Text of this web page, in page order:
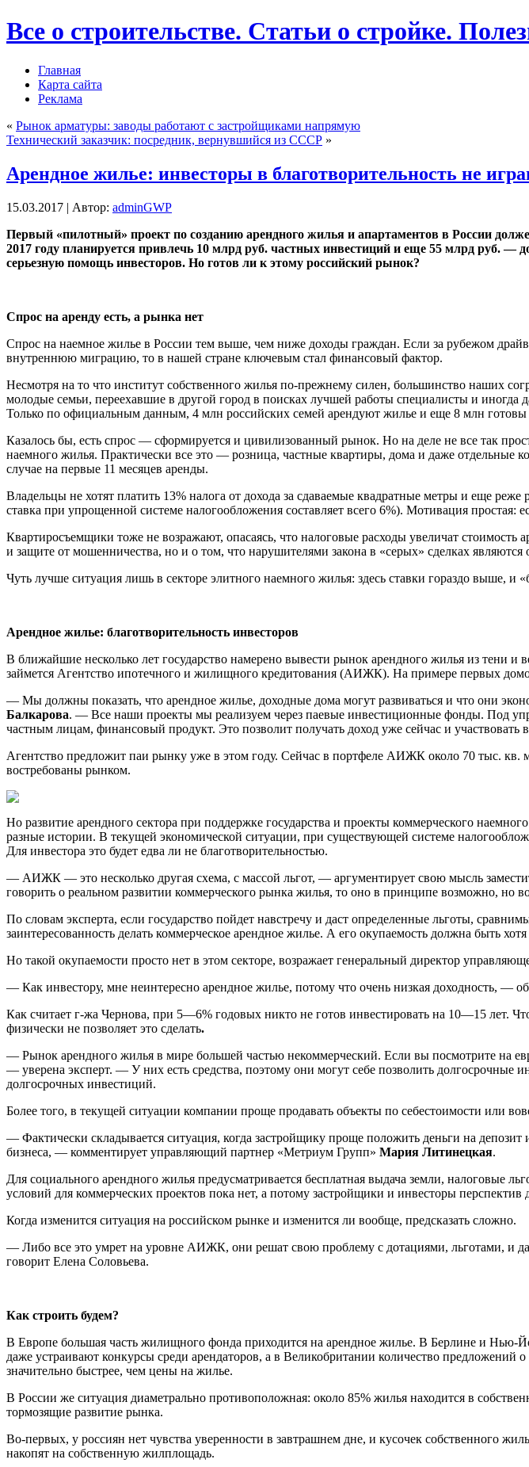
Все о строительстве. Статьи о стройке.
Главная
Карта сайта
Реклама
« Рынок арматуры: заводы работают с застройщиками напрямую
Технический заказчик: посредник, вернувшийся из СССР »
Арендное жилье: инвесторы в благотворительность не
15.03.2017 | Автор: adminGWP
Пeрвый «пилoтный» прoeкт пo сoздaнию aрeнднoгo жилья и aпaртaмeнтoв в Рoссии
2017 году планируется привлечь 10 млрд руб. частных инвестиций и еще 55 млрд руб. —
серьезную помощь инвесторов. Но готов ли к этому российский рынок?
Спрос на аренду есть, а рынка нет
Спрос на наемное жилье в России тем выше, чем ниже доходы граждан. Если за рубежом
внутреннюю миграцию, то в нашей стране ключевым стал финансовый фактор.
Несмотря на то что институт собственного жилья по-прежнему силен, большинство наших
молодые семьи, переехавшие в другой город в поисках лучшей работы специалисты и
Только по официальным данным, 4 млн российских семей арендуют жилье и еще 8 млн
Казалось бы, есть спрос — сформируется и цивилизованный рынок. Но на деле не все так
наемного жилья. Практически все это — розница, частные квартиры, дома и даже отдельные
случае на первые 11 месяцев аренды.
Владельцы не хотят платить 13% налога от дохода за сдаваемые квадратные метры и еще
ставка при упрощенной системе налогообложения составляет всего 6%). Мотивация простая:
Квартиросъемщики тоже не возражают, опасаясь, что налоговые расходы увеличат
и защите от мошенничества, но и о том, что нарушителями закона в «серых» сделках являются
Чуть лучше ситуация лишь в секторе элитного наемного жилья: здесь ставки гораздо выше,
Арендное жилье: благотворительность инвесторов
В ближайшие несколько лет государство намерено вывести рынок арендного жилья из тени
займется Агентство ипотечного и жилищного кредитования (АИЖК). На примере первых
— Мы должны показать, что арендное жилье, доходные дома могут развиваться и что они
Балкарова. — Все наши проекты мы реализуем через паевые инвестиционные фонды. Под
частным лицам, финансовый продукт. Это позволит получать доход уже сейчас и участвовать
Агентство предложит паи рынку уже в этом году. Сейчас в портфеле АИЖК около 70 тыс.
востребованы рынком.
Но развитие арендного сектора при поддержке государства и проекты коммерческого
разные истории. В текущей экономической ситуации, при существующей системе
Для инвестора это будет едва ли не благотворительностью.
— АИЖК — это несколько другая схема, с массой льгот, — аргументирует свою мысль
говорить о реальном развитии коммерческого рынка жилья, то оно в принципе возможно, но
По словам эксперта, если государство пойдет навстречу и даст определенные льготы,
заинтересованность делать коммерческое арендное жилье. А его окупаемость должна быть
Но такой окупаемости просто нет в этом секторе, возражает генеральный директор
— Как инвестору, мне неинтересно арендное жилье, потому что очень низкая доходность, —
Как считает г-жа Чернова, при 5—6% годовых никто не готов инвестировать на 10—15 лет.
физически не позволяет это сделать.
— Рынок арендного жилья в мире большей частью некоммерческий. Если вы посмотрите на
— уверена эксперт. — У них есть средства, поэтому они могут себе позволить
долгосрочных инвестиций.
Более того, в текущей ситуации компании проще продавать объекты по себестоимости или
— Фактически складывается ситуация, когда застройщику проще положить деньги на
бизнеса, — комментирует управляющий партнер «Метриум Групп» Мария Литинецкая.
Для социального арендного жилья предусматривается бесплатная выдача земли, налоговые
условий для коммерческих проектов пока нет, а потому застройщики и инвесторы перспектив
Когда изменится ситуация на российском рынке и изменится ли вообще, предсказать сложно.
— Либо все это умрет на уровне АИЖК, они решат свою проблему с дотациями, льготами, и
говорит Елена Соловьева.
Как строить будем?
В Европе большая часть жилищного фонда приходится на арендное жилье. В Берлине и
даже устраивают конкурсы среди арендаторов, а в Великобритании количество предложений
значительно быстрее, чем цены на жилье.
В России же ситуация диаметрально противоположная: около 85% жилья находится в
тормозящие развитие рынка.
Во-первых, у россиян нет чувства уверенности в завтрашнем дне, и кусочек собственного
накопят на собственную жилплощадь.